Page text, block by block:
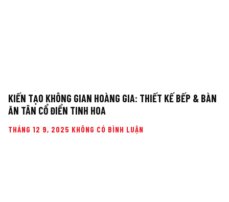
KIẾN TẠO KHÔNG GIAN HOÀNG GIA: THIẾT KẾ BẾP & BÀN
ĂN TÂN CỔ ĐIỂN TINH HOA
THÁNG 12 9, 2025 KHÔNG CÓ BÌNH LUẬN